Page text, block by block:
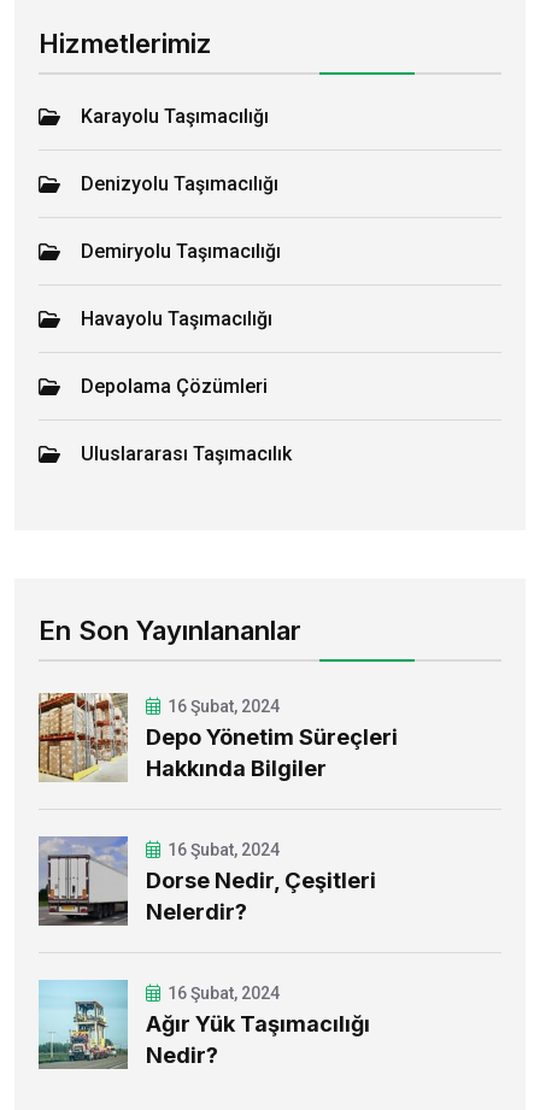
Hizmetlerimiz
Karayolu Taşımacılığı
Denizyolu Taşımacılığı
Demiryolu Taşımacılığı
Havayolu Taşımacılığı
Depolama Çözümleri
Uluslararası Taşımacılık
En Son Yayınlananlar
16 Şubat, 2024
Depo Yönetim Süreçleri
Hakkında Bilgiler
16 Şubat, 2024
Dorse Nedir, Çeşitleri
Nelerdir?
16 Şubat, 2024
Ağır Yük Taşımacılığı
Nedir?